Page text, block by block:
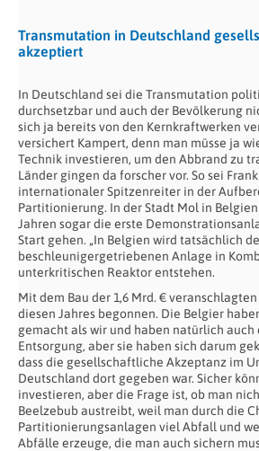
Transmutation in Deutschland
akzeptiert
In Deutschland sei die Transmutation
durchsetzbar und auch der Bevölkerung
sich ja bereits von den Kernkraftwerken
versichert Kampert, denn man müsse ja
Technik investieren, um den Abbrand zu
Länder gingen da forscher vor. So sei
internationaler Spitzenreiter in der
Partitionierung. In der Stadt Mol in
Jahren sogar die erste
Start gehen. „In Belgien wird tatsächlich
beschleunigergetriebenen Anlage in
unterkritischen Reaktor entstehen.
Mit dem Bau der 1,6 Mrd. €
diesen Jahres begonnen. Die Belgier
gemacht als wir und haben natürlich auch
Entsorgung, aber sie haben sich darum
dass die gesellschaftliche Akzeptanz im
Deutschland dort gegeben war. Sicher
investieren, aber die Frage ist, ob man
Beelzebub austreibt, weil man durch die
Partitionierungsanlagen viel Abfall und
Abfälle erzeuge, die man auch sichern